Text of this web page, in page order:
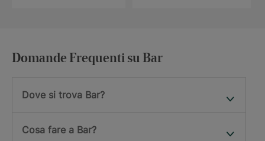
Domande Frequenti su Bar
Dove si trova Bar?
Cosa fare a Bar?